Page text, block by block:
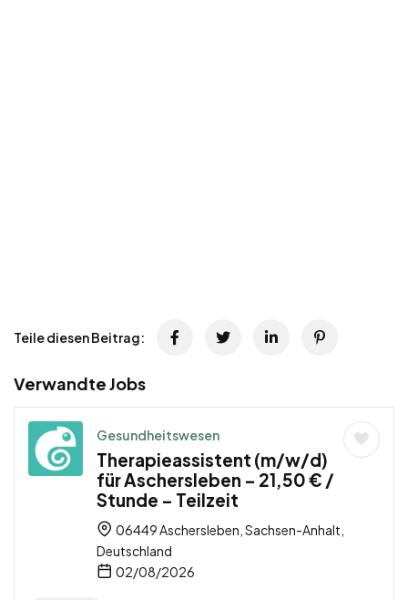
Teile diesen Beitrag:
Verwandte Jobs
Gesundheitswesen
Therapieassistent (m/w/d)
für Aschersleben – 21,50 € /
Stunde – Teilzeit
06449 Aschersleben, Sachsen-Anhalt,
Deutschland
02/08/2026